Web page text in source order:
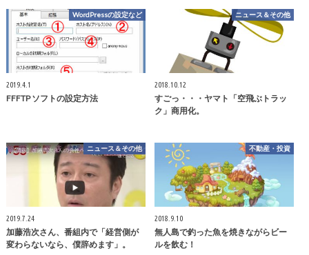
WordPressの設定など
2019.4.1
FFFTP ソフトの設定方法
ニュース＆その他
2018.10.12
すごっ・・・ヤマト「空飛ぶトラッ
ク」商用化。
ニュース＆その他
2019.7.24
加藤浩次さん、番組内で「経営側が
変わらないなら、僕辞めます」。
不動産・投資
2018.9.10
無人島で釣った魚を焼きながらビー
ルを飲む！